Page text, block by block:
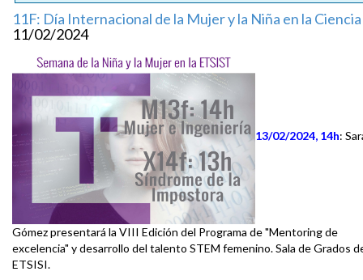
11F: Día Internacional de la Mujer y la Niña en la Ciencia
11/02/2024
13/02/2024, 14h:
Gómez presentará la VIII Edición del Programa de "Mentoring de
excelencia" y desarrollo del talento STEM femenino. Sala de Grados
ETSISI.